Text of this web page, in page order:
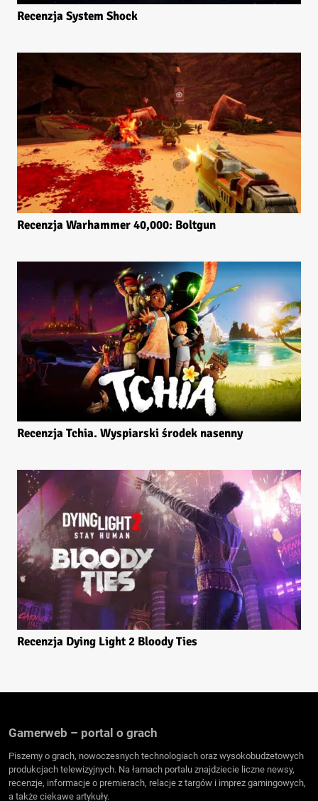
Recenzja System Shock
Recenzja Warhammer 40,000: Boltgun
Recenzja Tchia. Wyspiarski środek nasenny
Recenzja Dying Light 2 Bloody Ties
Gamerweb – portal o grach
Piszemy o grach, nowoczesnych technologiach oraz wysokobudżetowych
produkcjach telewizyjnych. Na łamach portalu znajdziecie liczne newsy,
recenzje, informacje o premierach, relacje z targów i imprez gamingowych,
a także ciekawe artykuły.